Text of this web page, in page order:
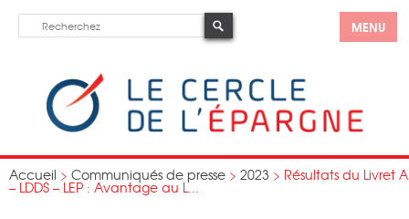
MENU
Accueil > Communiqués de presse > 2023 > Résultats du Livret A
– LDDS – LEP : Avantage au L...